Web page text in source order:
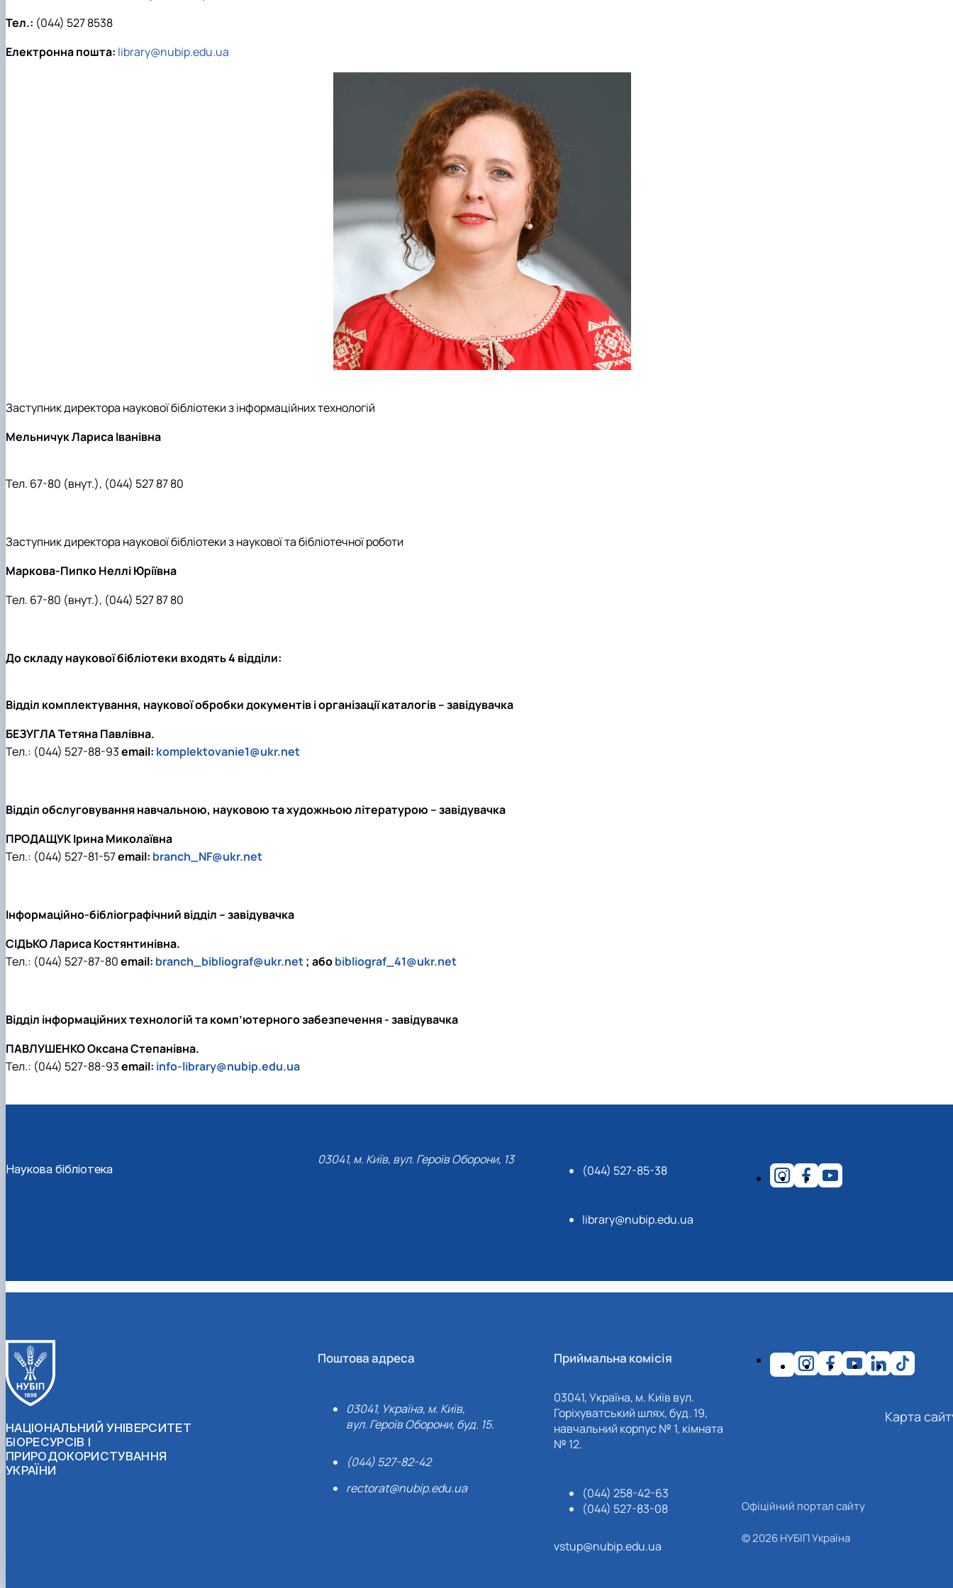
Тел.: (044) 527 8538
Електронна пошта: library@nubip.edu.ua
Заступник директора наукової бібліотеки з інформаційних технологій
Мельничук Лариса Іванівна
Тел. 67-80 (внут.), (044) 527 87 80
Заступник директора наукової бібліотеки з наукової та бібліотечної роботи
Маркова-Пипко Неллі Юріївна
Тел. 67-80 (внут.), (044) 527 87 80
До складу наукової бібліотеки входять 4 відділи:
Відділ комплектування, наукової обробки документів і організації каталогів – завідувачка
БЕЗУГЛА Тетяна Павлівна.
Тел.: (044) 527-88-93email: komplektovanie1@ukr.net
Відділ обслуговування навчальною, науковою та художньою літературою – завідувачка
ПРОДАЩУК Ірина Миколаївна
Тел.: (044) 527-81-57email: branch_NF@ukr.net
Інформаційно-бібліографічний відділ – завідувачка
СІДЬКО Лариса Костянтинівна.
Тел.: (044) 527-87-80email: branch_bibliograf@ukr.net; абоbibliograf_41@ukr.net
Відділ інформаційних технологій та комп’ютерного забезпечення - завідувачка
ПАВЛУШЕНКО Оксана Степанівна.
Тел.: (044) 527-88-93email: info-library@nubip.edu.ua
Наукова бібліотека
03041, м. Київ, вул. Героїв Оборони, 13
(044) 527-85-38
library@nubip.edu.ua
НАЦІОНАЛЬНИЙ УНІВЕРСИТЕТ
БІОРЕСУРСІВ І
ПРИРОДОКОРИСТУВАННЯ
УКРАЇНИ
Поштова адреса
03041, Україна, м. Київ,
вул. Героїв Оборони, буд. 15.
(044) 527-82-42
rectorat@nubip.edu.ua
Приймальна комісія
03041, Україна, м. Київ вул.
Горіхуватський шлях, буд. 19,
навчальний корпус № 1, кімната
№ 12.
(044) 258-42-63
(044) 527-83-08
vstup@nubip.edu.ua
Карта
Офіційний портал сайту
© 2026 НУБІП Україна